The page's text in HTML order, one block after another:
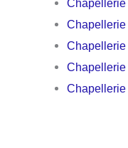
Chapellerie
Chapellerie
Chapellerie